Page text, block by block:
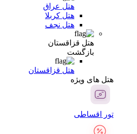
هتل عراق
هتل کربلا
هتل نجف
هتل قزاقستان
بازگشت
هتل قزاقستان
هتل های ویژه
تور اقساطی